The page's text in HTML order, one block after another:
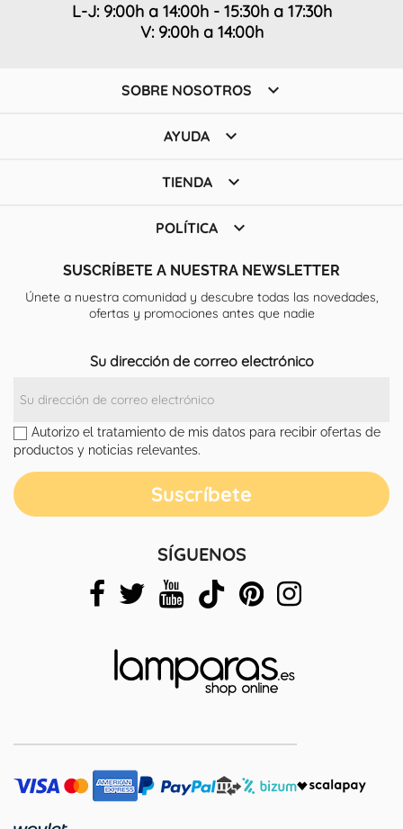
L-J: 9:00h a 14:00h - 15:30h a 17:30h
V: 9:00h a 14:00h
SOBRE NOSOTROS 
AYUDA 
TIENDA 
POLÍTICA 
SUSCRÍBETE A NUESTRA NEWSLETTER
Únete a nuestra comunidad y descubre todas las novedades,
ofertas y promociones antes que nadie
Su dirección de correo electrónico
Autorizo el tratamiento de mis datos para recibir ofertas de
productos y noticias relevantes.
SÍGUENOS